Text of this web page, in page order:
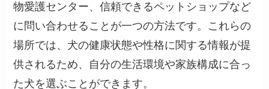
物愛護センター、信頼できるペットショップなど
に問い合わせることが一つの方法です。これらの
場所では、犬の健康状態や性格に関する情報が提
供されるため、自分の生活環境や家族構成に合っ
た犬を選ぶことができます。